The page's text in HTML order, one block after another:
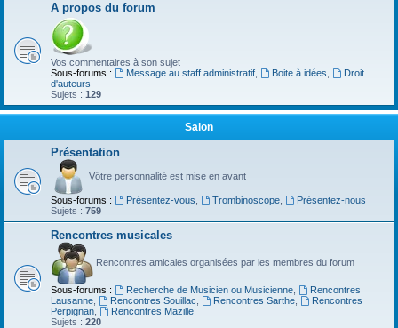
A propos du forum
Vos commentaires à son sujet
Sous-forums :
Message au staff administratif, Boite à idées
Droit
d'auteurs
Sujets : 129
Salon
Présentation
Vôtre personnalité est mise en avant
Sous-forums : Présentez-vous Trombinoscope,
Présentez-nous
Sujets : 759
Rencontres musicales
Rencontres amicales organisées par les membres du forum
Sous-forums : Recherche de Musicien ou Musicienne,
Rencontres
Lausanne
Rencontres Souillac Rencontres Sarthe,
Rencontres
Perpignan
Rencontres Mazille
Sujets : 220